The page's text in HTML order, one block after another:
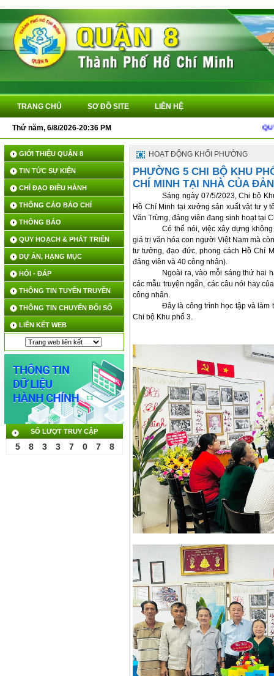
TRANG CHỦ SƠ ĐỒ SITE LIÊN HỆ
Thứ năm, 6/8/2026-20:36 PM
GIỚI THIỆU QUẬN 8
TIN TỨC SỰ KIỆN
CHỈ ĐẠO ĐIỀU HÀNH
THÔNG CÁO BÁO CHÍ
THÔNG BÁO
QUY HOẠCH & PHÁT TRIỂN
DỰ ÁN, HẠNG MỤC
HỎI - ĐÁP
THÔNG TIN TUYÊN TRUYỀN
THÔNG TIN CHUYỂN ĐỔI SỐ
LIÊN KẾT WEB
SỐ LƯỢT TRUY CẬP
5 8 3 3 7 0 7 8
HOẠT ĐỘNG KHỐI PHƯỜNG
PHƯỜNG 5 CHI BỘ KHU
CHÍ MINH TẠI NHÀ CỦA
Sáng ngày 07/5/2023, Chi bộ
Hồ Chí Minh tại xưởng sản xuất vật tư y
Văn Trừng, đảng viên đang sinh hoạt tại
Có thể nói, việc xây dựng
giá trị văn hóa con người Việt Nam mà
tư tưởng, đạo đức, phong cách Hồ Chí
đảng viên và 40 công nhân).
Ngoài ra, vào mỗi sáng thứ hai
các mẫu truyện ngắn, các câu nói hay
công nhân.
Đây là công trình học tập và làm
Chi bộ Khu phố 3.